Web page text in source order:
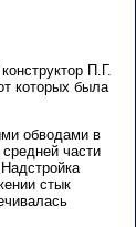
П.Г.
которых была
обводами в
части
стык